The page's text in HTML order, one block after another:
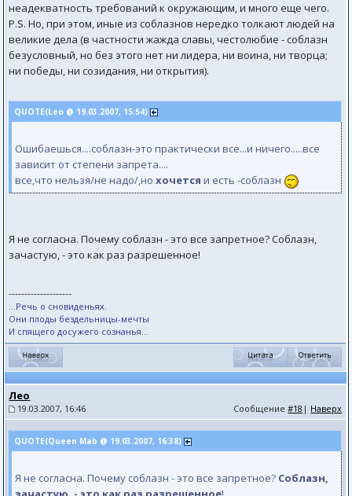
неадекватность требований к окружающим, и много еще чего.
P.S. Но, при этом, иные из соблазнов нередко толкают людей на
великие дела (в частности жажда славы, честолюбие - соблазн
безусловный, но без этого нет ни лидера, ни воина, ни творца;
ни победы, ни созидания, ни открытия).
QUOTE(Leo @ 19.03.2007, 15:54)
Ошибаешься....соблазн-это практически все...и ничего.....все
зависит от степени запрета....
все,что нельзя/не надо/,нохочетсяи есть -соблазн
Я не согласна. Почему соблазн - это все запретное? Соблазн,
зачастую, - это как раз разрешенное!
--------------------
...Речь о сновиденьях.
Они плоды бездельницы-мечты
И спящего досужего сознанья...
Лео
19.03.2007, 16:46 Сообщение#18 | Наверх
QUOTE(Queen Mab @ 19.03.2007, 16:38)
Я не согласна. Почему соблазн - это все запретное? Соблазн,